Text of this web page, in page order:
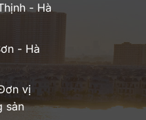
- Hà
- Hà
vị
sản